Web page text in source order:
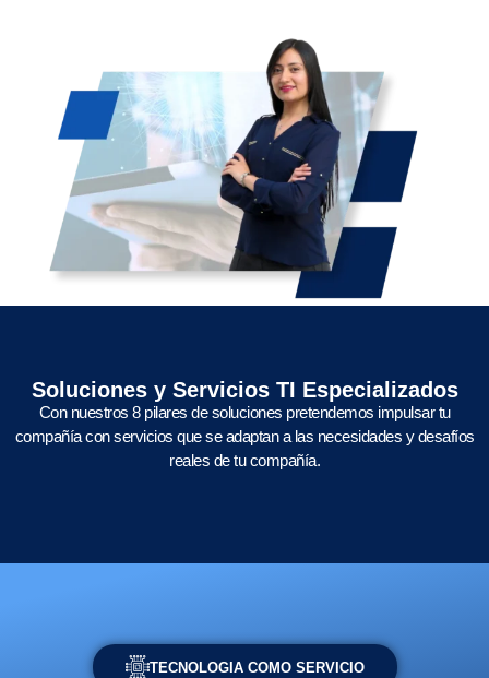
Soluciones y Servicios TI Especializados
Con nuestros 8 pilares de soluciones pretendemos impulsar tu
compañía con servicios que se adaptan a las necesidades y desafíos
reales de tu compañía.
TECNOLOGIA COMO SERVICIO